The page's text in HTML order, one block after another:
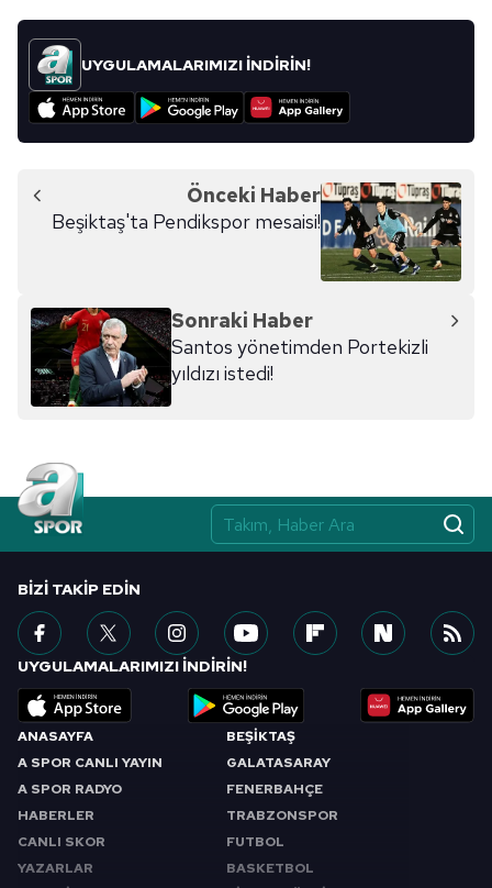
UYGULAMALARIMIZI İNDİRİN!
Önceki Haber
Beşiktaş'ta Pendikspor mesaisi!
Sonraki Haber
Santos yönetimden Portekizli
yıldızı istedi!
ANASAYFA
A SPOR CANLI YAYIN
A SPOR RADYO
HABERLER
CANLI SKOR
YAZARLAR
BEŞİKTAŞ
GALATASARAY
FENERBAHÇE
TRABZONSPOR
FUTBOL
BASKETBOL
BIZI TAKIP EDIN
UYGULAMALARIMIZI İNDİRİN!